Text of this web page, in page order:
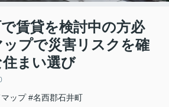
賃貸を検討中の方必
ップで災害リスクを確
まい選び
ップ #名西郡石井町